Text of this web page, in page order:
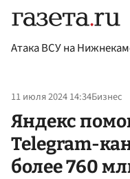
Атака ВСУ на
11 июля 2024 14:34Бизнес
Яндекс
Telegram-
более 760